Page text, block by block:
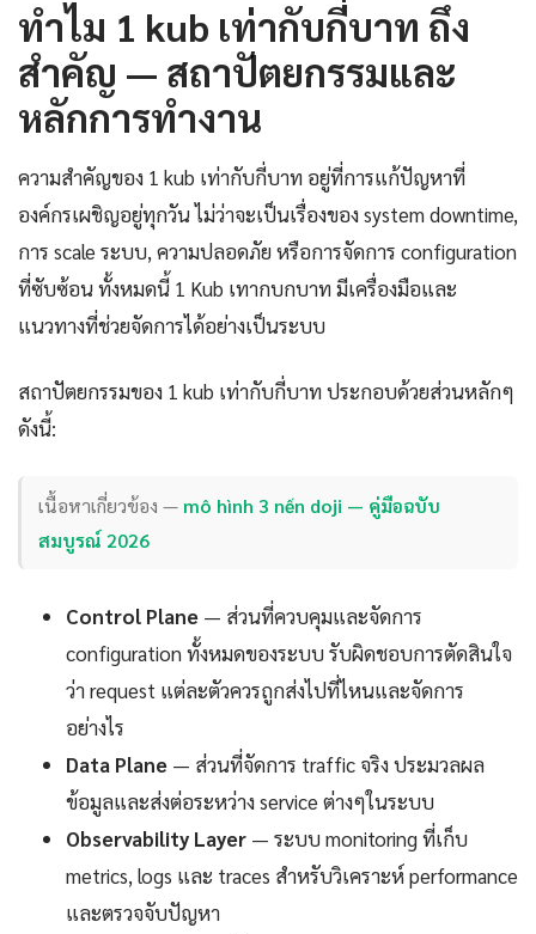
ทำไม 1 kub เท่ากับกี่บาท ถึง
สำคัญ — สถาปัตยกรรมและ
หลักการทำงาน
ความสำคัญของ 1 kub เท่ากับกี่บาท อยู่ที่การแก้ปัญหาที่
องค์กรเผชิญอยู่ทุกวัน ไม่ว่าจะเป็นเรื่องของ system downtime,
การ scale ระบบ, ความปลอดภัย หรือการจัดการ configuration
ที่ซับซ้อน ทั้งหมดนี้ 1 Kub เทากบกบาท มีเครื่องมือและ
แนวทางที่ช่วยจัดการได้อย่างเป็นระบบ
สถาปัตยกรรมของ 1 kub เท่ากับกี่บาท ประกอบด้วยส่วนหลักๆ
ดังนี้:
เนื้อหาเกี่ยวข้อง — mô hình 3 nến doji — คู่มือฉบับ
สมบูรณ์ 2026
Control Plane — ส่วนที่ควบคุมและจัดการ
configuration ทั้งหมดของระบบ รับผิดชอบการตัดสินใจ
ว่า request แต่ละตัวควรถูกส่งไปที่ไหนและจัดการ
อย่างไร
Data Plane — ส่วนที่จัดการ traffic จริง ประมวลผล
ข้อมูลและส่งต่อระหว่าง service ต่างๆในระบบ
Observability Layer — ระบบ monitoring ที่เก็บ
metrics, logs และ traces สำหรับวิเคราะห์ performance
และตรวจจับปัญหา